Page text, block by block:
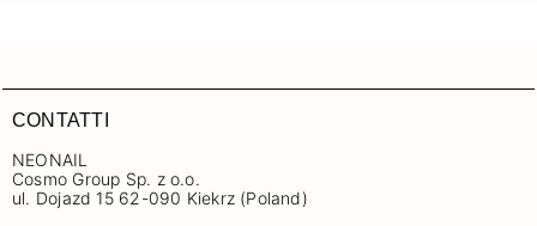
CONTATTI
NEONAIL
Cosmo Group Sp. z o.o.
ul. Dojazd 15 62-090 Kiekrz (Poland)